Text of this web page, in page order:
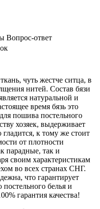
Вопрос-ответ
чуть жестче ситца, в
нитей. Состав бязи
натуральной и
время бязь это
пошива постельного
хозяек, выдерживает
к тому же стоит
от плотности
парадные, так и
своим характеристикам
во всех странах СНГ.
что гарантирует
белья и
гарантия качества!